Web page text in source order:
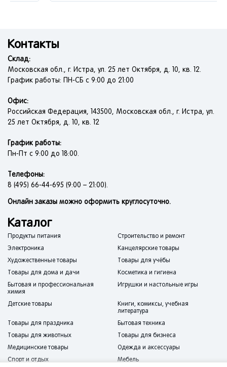
Контакты
Склад:
Московская обл., г. Истра, ул. 25 лет Октября, д. 10, кв. 12.
График работы: ПН-СБ с 9:00 до 21:00
Офис:
Российская Федерация, 143500, Московская обл., г. Истра, ул.
25 лет Октября, д. 10, кв. 12
График работы:
Пн-Пт с 9:00 до 18:00.
Телефоны:
8 (495) 66-44-695 (9:00 – 21:00).
Онлайн заказы можно оформить круглосуточно.
Каталог
Продукты питания
Строительство и ремонт
Электроника
Канцелярские товары
Художественные товары
Товары для учёбы
Товары для дома и дачи
Косметика и гигиена
Бытовая и профессиональная
химия
Игрушки и настольные игры
Детские товары
Книги, комиксы, учебная
литература
Товары для праздника
Бытовая техника
Товары для животных
Товары для бизнеса
Медицинские товары
Одежда и аксессуары
Спорт и отдых
Мебель